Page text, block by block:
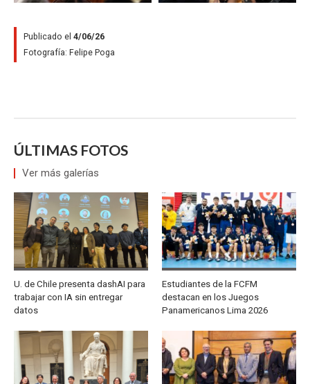
Publicado el 4/06/26
Fotografía: Felipe Poga
ÚLTIMAS FOTOS
Ver más galerías
U. de Chile presenta dashAI para
trabajar con IA sin entregar
datos
Estudiantes de la FCFM
destacan en los Juegos
Panamericanos Lima 2026